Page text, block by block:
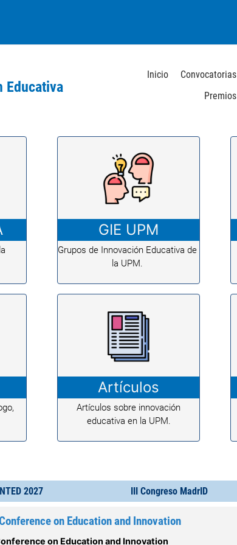
Inicio Convocatorias
Premios
GIE UPM
Grupos de Innovación Educativa de
la UPM.
Artículos
Artículos sobre innovación
educativa en la UPM.
2027 III Congreso MadrID
on Education and Innovation
on Education and Innovation